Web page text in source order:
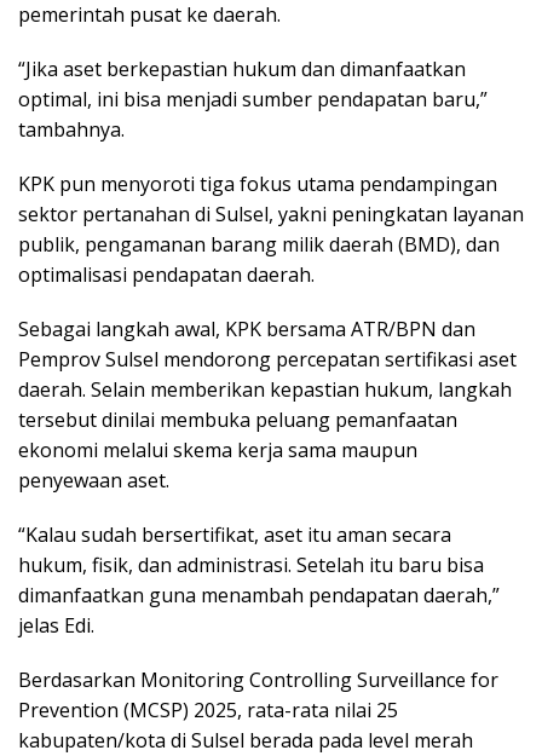
pemerintah pusat ke daerah.
“Jika aset berkepastian hukum dan dimanfaatkan
optimal, ini bisa menjadi sumber pendapatan baru,”
tambahnya.
KPK pun menyoroti tiga fokus utama pendampingan
sektor pertanahan di Sulsel, yakni peningkatan layanan
publik, pengamanan barang milik daerah (BMD), dan
optimalisasi pendapatan daerah.
Sebagai langkah awal, KPK bersama ATR/BPN dan
Pemprov Sulsel mendorong percepatan sertifikasi aset
daerah. Selain memberikan kepastian hukum, langkah
tersebut dinilai membuka peluang pemanfaatan
ekonomi melalui skema kerja sama maupun
penyewaan aset.
“Kalau sudah bersertifikat, aset itu aman secara
hukum, fisik, dan administrasi. Setelah itu baru bisa
dimanfaatkan guna menambah pendapatan daerah,”
jelas Edi.
Berdasarkan Monitoring Controlling Surveillance for
Prevention (MCSP) 2025, rata-rata nilai 25
kabupaten/kota di Sulsel berada pada level merah